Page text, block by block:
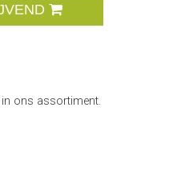
ons assortiment.